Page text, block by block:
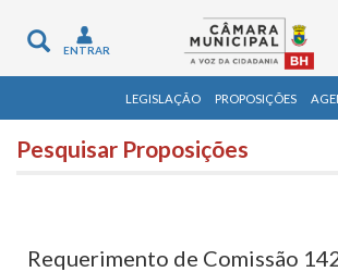
Toggle
navigation
ENTRAR
LEGISLAÇÃO PROPOSIÇÕES
Pesquisar Proposições
Requerimento de Comissão